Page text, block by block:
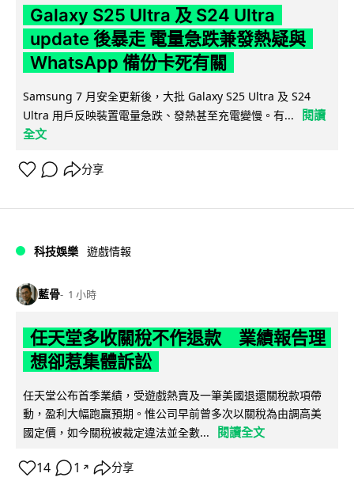
Galaxy S25 Ultra 及 S24 Ultra
update 後暴走 電量急跌兼發熱疑與
WhatsApp 備份卡死有關
Samsung 7 月安全更新後，大批 Galaxy S25 Ultra 及 S24
Ultra 用戶反映裝置電量急跌、發熱甚至充電變慢。有...
閱讀
全文
分享
科技娛樂 遊戲情報
藍骨 1 小時
任天堂多收關稅不作退款 業績報告理
想卻惹集體訴訟
任天堂公布首季業績，受遊戲熱賣及一筆美國退還關稅款項帶
動，盈利大幅跑贏預期。惟公司早前曾多次以關稅為由調高美
國定價，如今關稅被裁定違法並全數...
閱讀全文
14 1 ↗ 分享